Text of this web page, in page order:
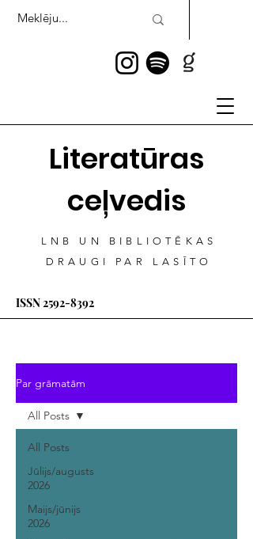
Literatūras
ceļvedis
LNB UN BIBLIOTĒKAS
DRAUGI PAR LASĪTO
ISSN2592-8392
Par grāmatām
All Posts
Jūlijs/augusts
2026
Maijs/jūnijs
2026
All Posts